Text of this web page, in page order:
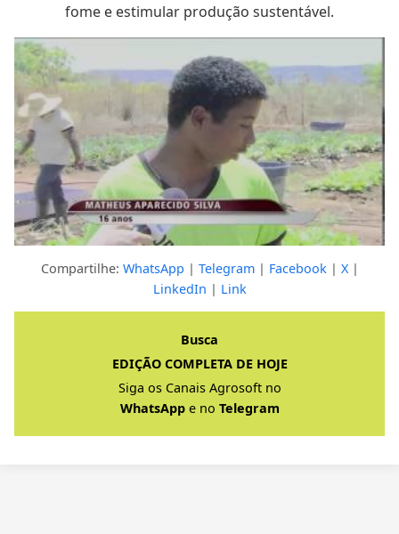
fome e estimular produção sustentável.
Clique para ver a resposta completa
Compartilhe: WhatsApp | Telegram| Facebook | X|
LinkedIn | Link
Busca
EDIÇÃO COMPLETA DE HOJE
Siga os Canais Agrosoft no
WhatsAppe no Telegram